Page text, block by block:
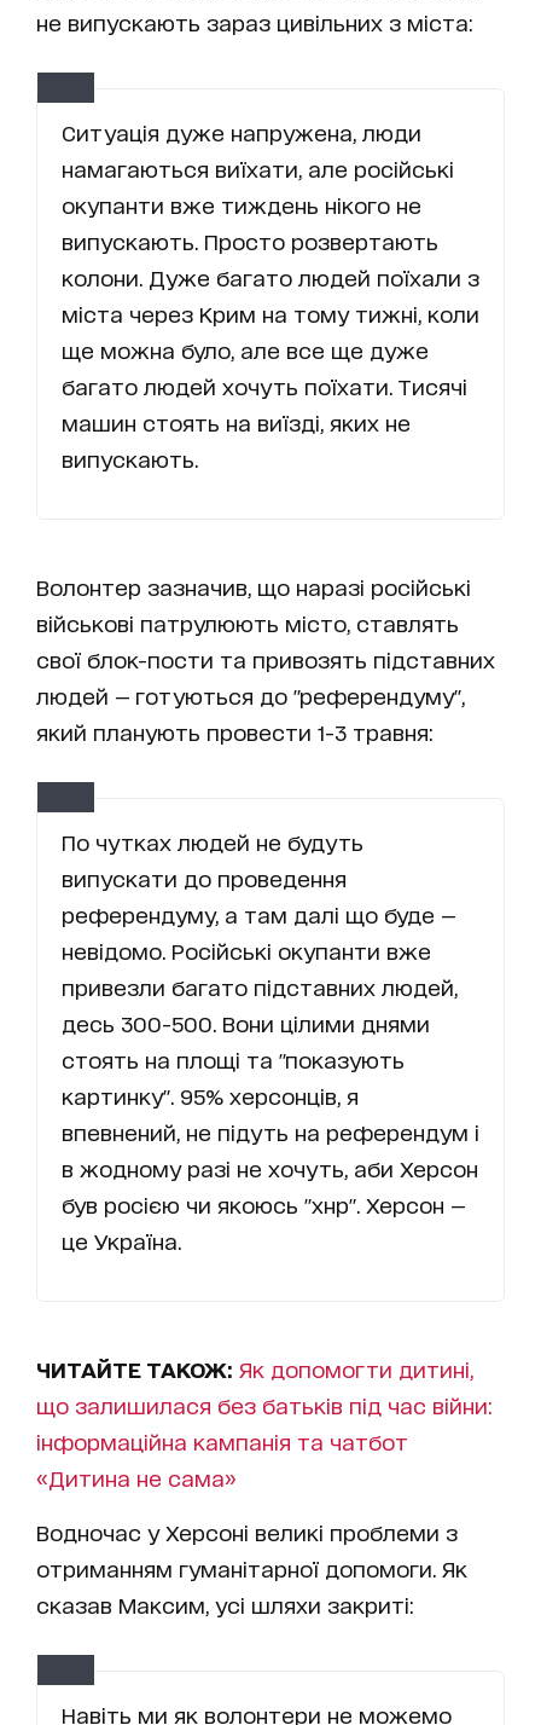
не випускають зараз цивільних з міста:
Ситуація дуже напружена, люди
намагаються виїхати, але російські
окупанти вже тиждень нікого не
випускають. Просто розвертають
колони. Дуже багато людей поїхали з
міста через Крим на тому тижні, коли
ще можна було, але все ще дуже
багато людей хочуть поїхати. Тисячі
машин стоять на виїзді, яких не
випускають.
Волонтер зазначив, що наразі російські
військові патрулюють місто, ставлять
свої блок-пости та привозять підставних
людей — готуються до "референдуму",
який планують провести 1-3 травня:
По чутках людей не будуть
випускати до проведення
референдуму, а там далі що буде —
невідомо. Російські окупанти вже
привезли багато підставних людей,
десь 300-500. Вони цілими днями
стоять на площі та "показують
картинку". 95% херсонців, я
впевнений, не підуть на референдум і
в жодному разі не хочуть, аби Херсон
був росією чи якоюсь "хнр". Херсон —
це Україна.
ЧИТАЙТЕ ТАКОЖ: Як допомогти дитині,
що залишилася без батьків під час війни:
інформаційна кампанія та чатбот
«Дитина не сама»
Водночас у Херсоні великі проблеми з
отриманням гуманітарної допомоги. Як
сказав Максим, усі шляхи закриті:
Навіть ми як волонтери не можемо